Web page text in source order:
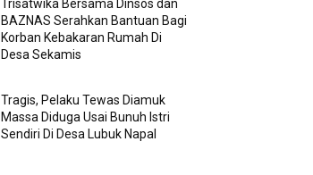
Trisatwika Bersama Dinsos dan
BAZNAS Serahkan Bantuan Bagi
Korban Kebakaran Rumah Di
Desa Sekamis
Tragis, Pelaku Tewas Diamuk
Massa Diduga Usai Bunuh Istri
Sendiri Di Desa Lubuk Napal